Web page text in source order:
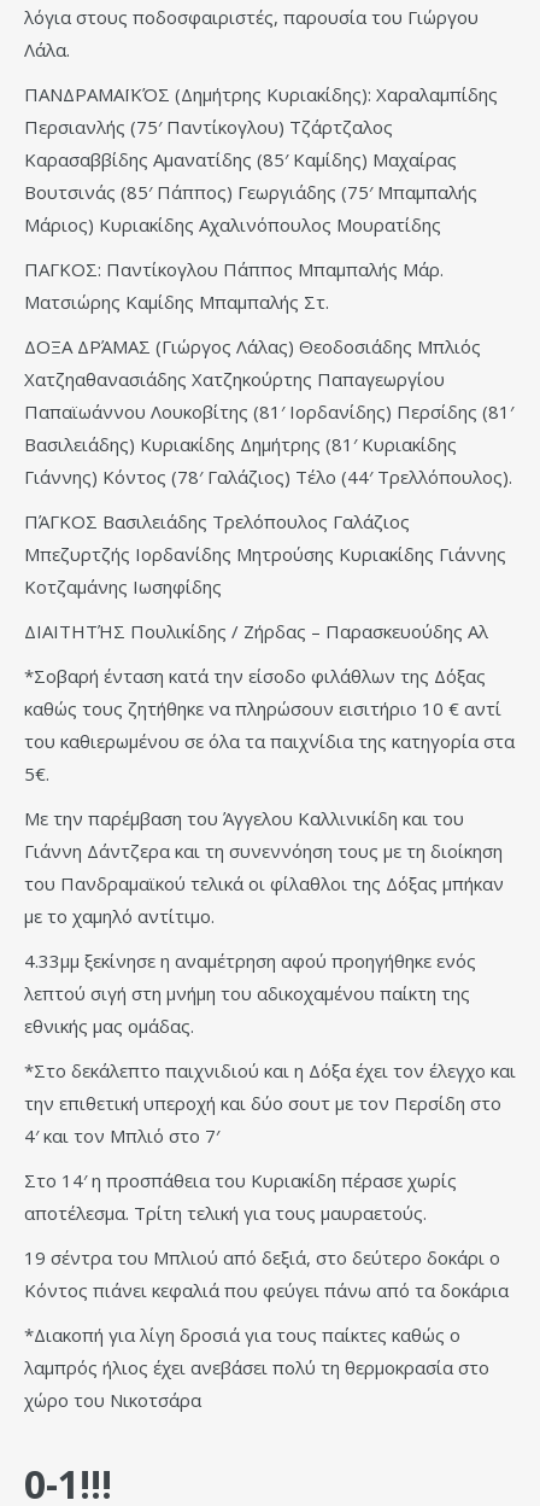
λόγια στους ποδοσφαιριστές, παρουσία του Γιώργου
Λάλα.
ΠΑΝΔΡΑΜΑΪΚΌΣ (Δημήτρης Κυριακίδης): Χαραλαμπίδης
Περσιανλής (75′ Παντίκογλου) Τζάρτζαλος
Καρασαββίδης Αμανατίδης (85′ Καμίδης) Μαχαίρας
Βουτσινάς (85′ Πάππος) Γεωργιάδης (75′ Μπαμπαλής
Μάριος) Κυριακίδης Αχαλινόπουλος Μουρατίδης
ΠΑΓΚΟΣ: Παντίκογλου Πάππος Μπαμπαλής Μάρ.
Ματσιώρης Καμίδης Μπαμπαλής Στ.
ΔΟΞΑ ΔΡΆΜΑΣ (Γιώργος Λάλας) Θεοδοσιάδης Μπλιός
Χατζηαθανασιάδης Χατζηκούρτης Παπαγεωργίου
Παπαϊωάννου Λουκοβίτης (81′ Ιορδανίδης) Περσίδης (81′
Βασιλειάδης) Κυριακίδης Δημήτρης (81′ Κυριακίδης
Γιάννης) Κόντος (78′ Γαλάζιος) Τέλο (44′ Τρελλόπουλος).
ΠΆΓΚΟΣ Βασιλειάδης Τρελόπουλος Γαλάζιος
Μπεζυρτζής Ιορδανίδης Μητρούσης Κυριακίδης Γιάννης
Κοτζαμάνης Ιωσηφίδης
ΔΙΑΙΤΗΤΉΣ Πουλικίδης / Ζήρδας – Παρασκευούδης Αλ
*Σοβαρή ένταση κατά την είσοδο φιλάθλων της Δόξας
καθώς τους ζητήθηκε να πληρώσουν εισιτήριο 10 € αντί
του καθιερωμένου σε όλα τα παιχνίδια της κατηγορία στα
5€.
Με την παρέμβαση του Άγγελου Καλλινικίδη και του
Γιάννη Δάντζερα και τη συνεννόηση τους με τη διοίκηση
του Πανδραμαϊκού τελικά οι φίλαθλοι της Δόξας μπήκαν
με το χαμηλό αντίτιμο.
4.33μμ ξεκίνησε η αναμέτρηση αφού προηγήθηκε ενός
λεπτού σιγή στη μνήμη του αδικοχαμένου παίκτη της
εθνικής μας ομάδας.
*Στο δεκάλεπτο παιχνιδιού και η Δόξα έχει τον έλεγχο και
την επιθετική υπεροχή και δύο σουτ με τον Περσίδη στο
4′ και τον Μπλιό στο 7′
Στο 14′ η προσπάθεια του Κυριακίδη πέρασε χωρίς
αποτέλεσμα. Τρίτη τελική για τους μαυραετούς.
19 σέντρα του Μπλιού από δεξιά, στο δεύτερο δοκάρι ο
Κόντος πιάνει κεφαλιά που φεύγει πάνω από τα δοκάρια
*Διακοπή για λίγη δροσιά για τους παίκτες καθώς ο
λαμπρός ήλιος έχει ανεβάσει πολύ τη θερμοκρασία στο
χώρο του Νικοτσάρα
0-1!!!